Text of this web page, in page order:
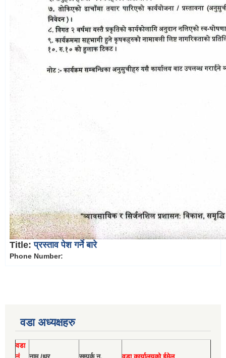
Title:प्रस्ताव पेश गर्ने बारे
Phone Number:
वडा अध्यक्षहरु
वडा
नं
नाम /थर सम्पर्क न. वडा कार्यालयको ईमेल